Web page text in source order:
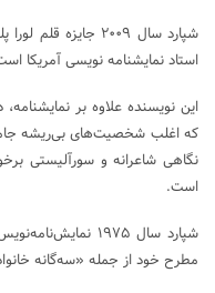
شپارد سال ۲۰۰۹
استاد نمایشنامه نویسی آمریکا
این نویسنده علاوه بر
که اغلب شخصیت‌های بی‌ریشه
نگاهی شاعرانه و سورآلیستی
است.
شپارد سال ۱۹۷۵
مطرح خود از جمله «سه‌گانه